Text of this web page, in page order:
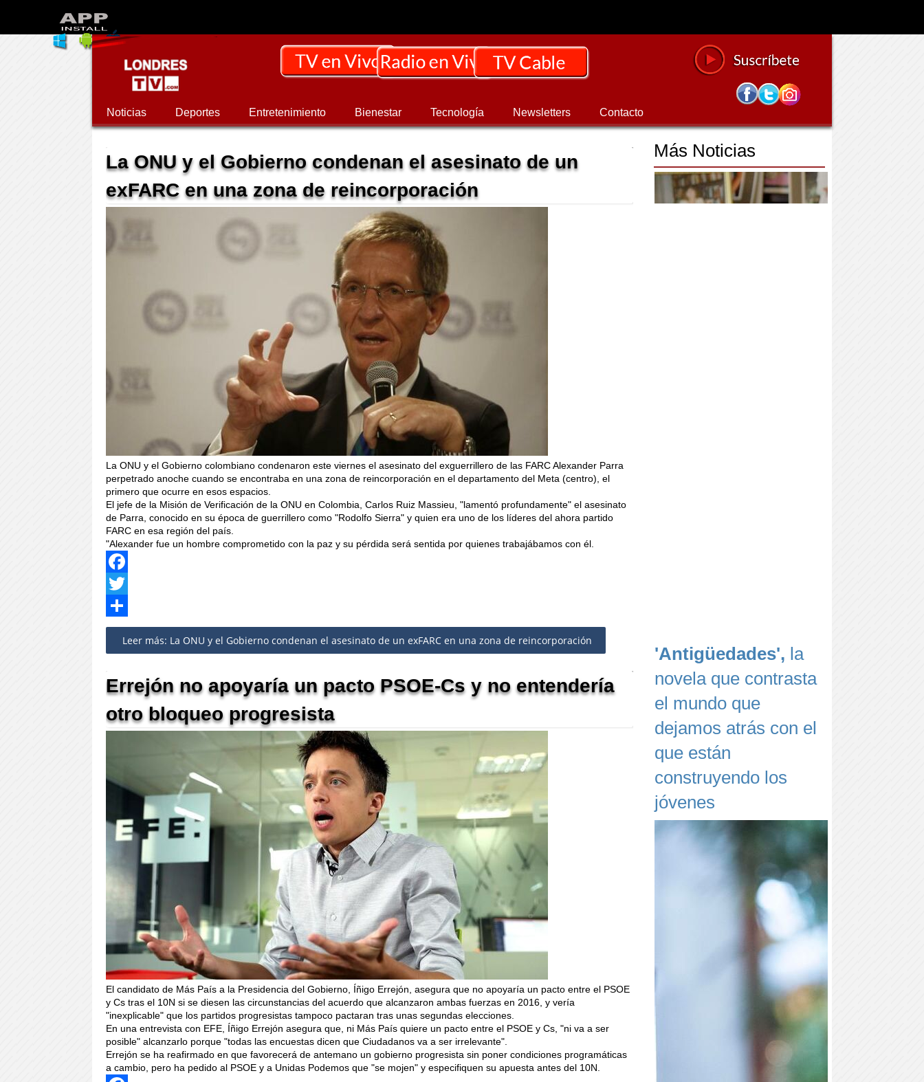
Noticias Deportes Entretenimiento Bienestar Tecnología Newsletters Contacto
La ONU y el Gobierno condenan el asesinato de un
exFARC en una zona de reincorporación
La ONU y el Gobierno colombiano condenaron este viernes el asesinato del exguerrillero de las FARC Alexander Parra
perpetrado anoche cuando se encontraba en una zona de reincorporación en el departamento del Meta (centro), el
primero que ocurre en esos espacios.
El jefe de la Misión de Verificación de la ONU en Colombia, Carlos Ruiz Massieu, "lamentó profundamente" el asesinato
de Parra, conocido en su época de guerrillero como "Rodolfo Sierra" y quien era uno de los líderes del ahora partido
FARC en esa región del país.
"Alexander fue un hombre comprometido con la paz y su pérdida será sentida por quienes trabajábamos con él.
Facebook
Twitter
Share
Leer más: La ONU y el Gobierno condenan el asesinato de un exFARC en una zona de reincorporación
Errejón no apoyaría un pacto PSOE-Cs y no entendería
otro bloqueo progresista
El candidato de Más País a la Presidencia del Gobierno, Íñigo Errejón, asegura que no apoyaría un pacto entre el PSOE
y Cs tras el 10N si se diesen las circunstancias del acuerdo que alcanzaron ambas fuerzas en 2016, y vería
"inexplicable" que los partidos progresistas tampoco pactaran tras unas segundas elecciones.
En una entrevista con EFE, Íñigo Errejón asegura que, ni Más País quiere un pacto entre el PSOE y Cs, "ni va a ser
posible" alcanzarlo porque "todas las encuestas dicen que Ciudadanos va a ser irrelevante".
Errejón se ha reafirmado en que favorecerá de antemano un gobierno progresista sin poner condiciones programáticas
a cambio, pero ha pedido al PSOE y a Unidas Podemos que "se mojen" y especifiquen su apuesta antes del 10N.
Más Noticias
'Antigüedades', la
novela que contrasta
el mundo que
dejamos atrás con el
que están
construyendo los
jóvenes